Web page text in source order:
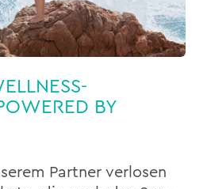
BY
Partner verlosen